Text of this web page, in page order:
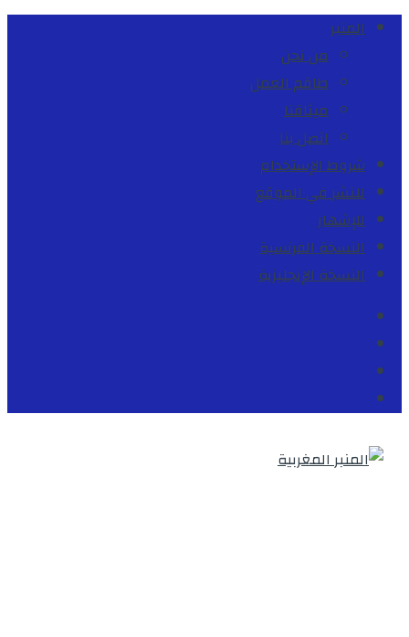
المنبر
من نحن
طاقم العمل
ميثاقنا
اتصل بنا
شروط الإستخدام
للنشر في الموقع
للإشهار
النسخة الفرنسية
النسخة الإنجليزية